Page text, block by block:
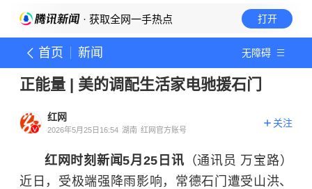
· 获取全网一手热点 打开
首页 新闻 无障碍
正能量 | 美的调配生活家电驰援石门
红网
2026年5月25日16:54 湖南 红网官方账号
关注
红网时刻新闻5月25日讯 （通讯员 万宝路）
近日，受极端强降雨影响，常德石门遭受山洪、